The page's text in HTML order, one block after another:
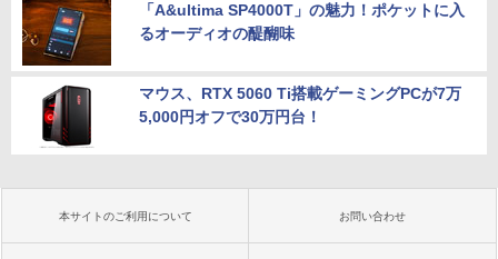
「A&ultima SP4000T」の魅力！ポケットに入
るオーディオの醍醐味
マウス、RTX 5060 Ti搭載ゲーミングPCが7万
5,000円オフで30万円台！
本サイトのご利用について お問い合わせ